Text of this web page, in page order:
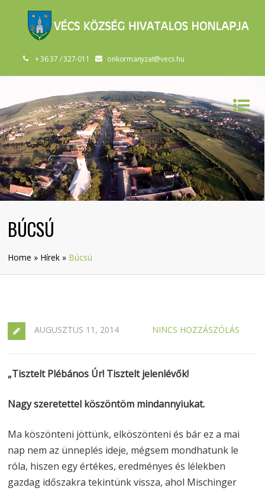
+ 36 37 / 327-011 onkormanyzat@vecs.hu
BÚCSÚ
Home » Hírek » Búcsú
AUGUSZTUS 11, 2014 NINCS HOZZÁSZÓLÁS
„Tisztelt Plébános Úr! Tisztelt jelenlévők!
Nagy szeretettel köszöntöm mindannyiukat.
Ma köszönteni jöttünk, elköszönteni és bár ez a mai
nap nem az ünneplés ideje, mégsem mondhatunk le
róla, hiszen egy értékes, eredményes és lélekben
gazdag időszakra tekintünk vissza, ahol Mischinger